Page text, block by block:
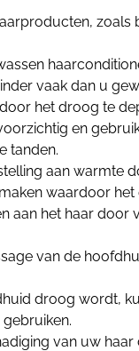
vaak dan u
het droog te
en
tanden.
aan warmte
waardoor het
aan het haar door
van de
droog wordt,
van uw